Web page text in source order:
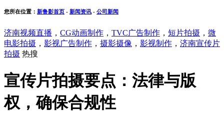
您所在位置： 新鲁影首页 - 新闻资讯 - 公司新闻
济南视频直播 ， CG动画制作 ， TVC广告制作 ， 短片拍摄 ， 微
电影拍摄 ， 影视广告制作 ， 摄影摄像 ， 影视制作 ， 济南宣传片
拍摄 热搜
宣传片拍摄要点：法律与版
权，确保合规性